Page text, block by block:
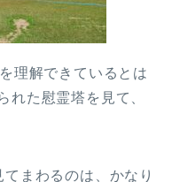
理解できているとは
れた慰霊塔を見て、
まわるのは、かなり